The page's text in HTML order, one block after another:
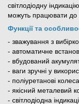
світлодіодну
можуть працювати до
Функції та
- зважування з
- автоматичне
- вбудований
- ваги зручні у
- поліуретанові
- якісний металевий
- світлодіодна